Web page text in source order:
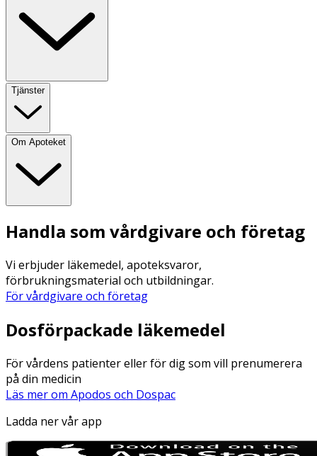
Tjänster
Om Apoteket
Handla som vårdgivare och företag
Vi erbjuder läkemedel, apoteksvaror,
förbrukningsmaterial och utbildningar.
För vårdgivare och företag
Dosförpackade läkemedel
För vårdens patienter eller för dig som vill prenumerera
på din medicin
Läs mer om Apodos och Dospac
Ladda ner vår app